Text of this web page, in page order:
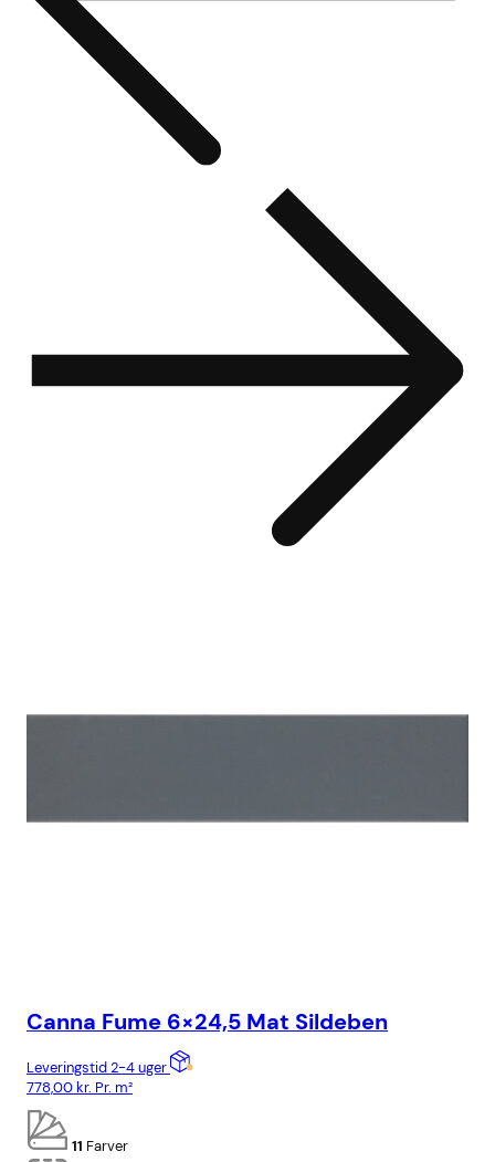
Canna Fume 6×24,5 Mat Sildeben
Leveringstid 2-4 uger
778,00kr. Pr. m²
11 Farver